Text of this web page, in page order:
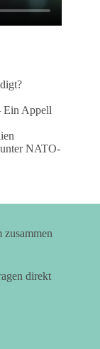
Ein Appell
NATO-
zusammen
direkt